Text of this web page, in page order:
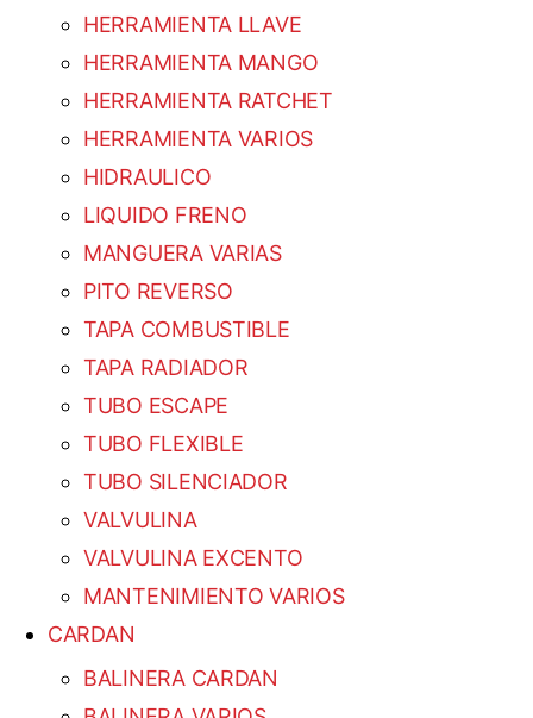
HERRAMIENTA LLAVE
HERRAMIENTA MANGO
HERRAMIENTA RATCHET
HERRAMIENTA VARIOS
HIDRAULICO
LIQUIDO FRENO
MANGUERA VARIAS
PITO REVERSO
TAPA COMBUSTIBLE
TAPA RADIADOR
TUBO ESCAPE
TUBO FLEXIBLE
TUBO SILENCIADOR
VALVULINA
VALVULINA EXCENTO
MANTENIMIENTO VARIOS
CARDAN
BALINERA CARDAN